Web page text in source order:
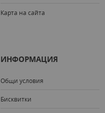
Карта на сайта
ИНФОРМАЦИЯ
Общи условия
Бисквитки